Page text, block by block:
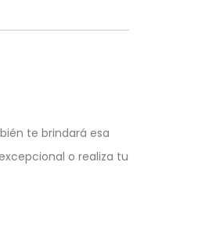
te brindará esa
o realiza tu